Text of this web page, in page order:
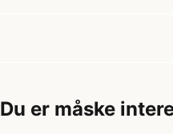
Du er måske